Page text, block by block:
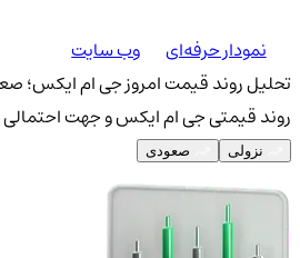
نمودار حرفه‌ای
وب سایت
تحلیل روند قیمت امروز جی ام ایکس؛
روند قیمتی جی ام ایکس و جهت احتمالی
نزولی صعودی